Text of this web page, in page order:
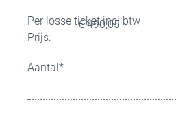
Per losse ticket incl btw
Prijs:
Aantal*